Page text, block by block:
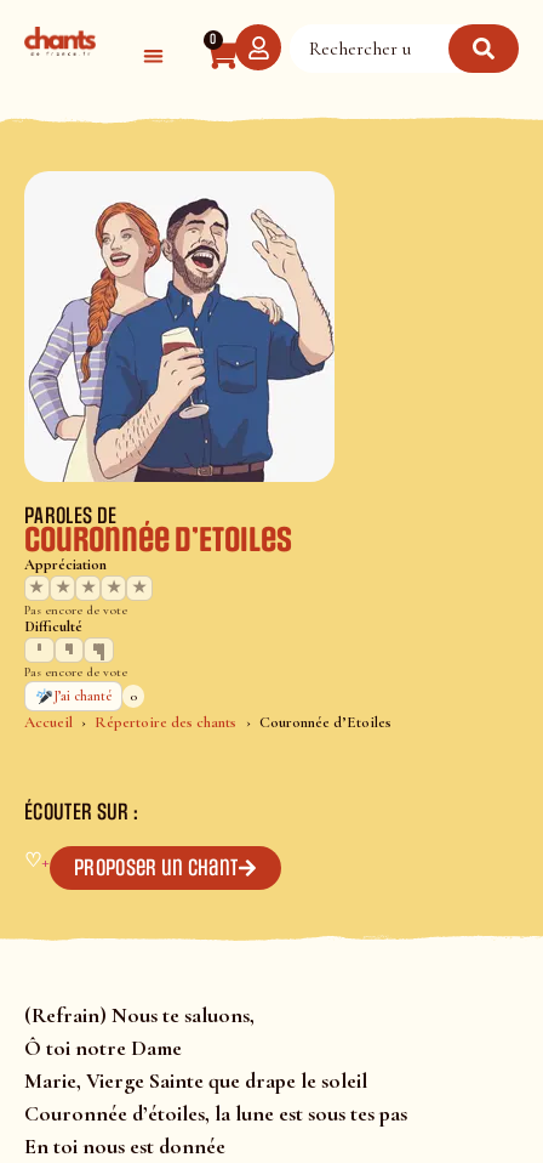
0
Accueil Répertoire des chants Couronnée d’Etoiles
PAROLES DE
Couronnée d’Etoiles
Appréciation
★
★ ★ ★ ★
Pas encore de vote
Difficulté
Pas encore de vote
J’ai chanté
0
ÉCOUTER SUR :
♡+ Proposer un chant
(Refrain) Nous te saluons,
Ô toi notre Dame
Marie, Vierge Sainte que drape le soleil
Couronnée d’étoiles, la lune est sous tes pas
En toi nous est donnée